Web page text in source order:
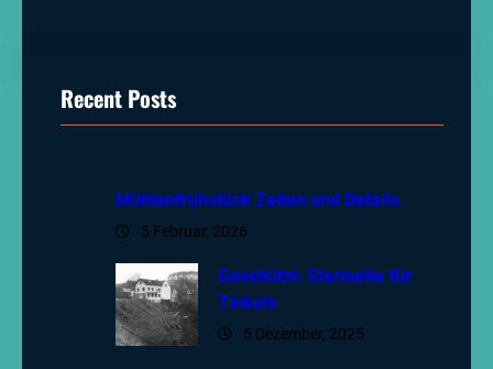
Recent Posts
Mühlenfrühstück Zeiten und Details
5 Februar, 2026
Geschützt: Startseite für
Tickets
5 Dezember, 2025